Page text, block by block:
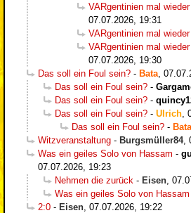
VARgentinien mal wieder
07.07.2026, 19:31
VARgentinien mal wieder
VARgentinien mal wieder
07.07.2026, 19:30
Das soll ein Foul sein? - Bata
Das soll ein Foul sein? -
Das soll ein Foul sein? -
Das soll ein Foul sein? - Ulrich
Das soll ein Foul sein? - Bata
Witzveranstaltung - Burgsmüller84,
Was ein geiles Solo von Hassam -
07.07.2026, 19:23
Nehmen die zurück - Eisen
Was ein geiles Solo von Hassam
2:0 - Eisen 07.07.2026, 19:22